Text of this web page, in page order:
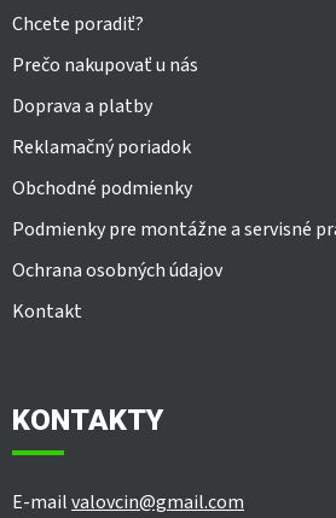
Chcete poradiť?
Prečo nakupovať u nás
Doprava a platby
Reklamačný poriadok
Obchodné podmienky
Podmienky pre montážne a servisné
Ochrana osobných údajov
Kontakt
KONTAKTY
E-mailvalovcin@gmail.com